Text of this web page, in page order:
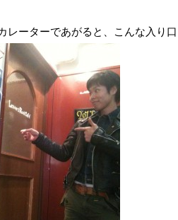
レーターであがると、こんな入り口